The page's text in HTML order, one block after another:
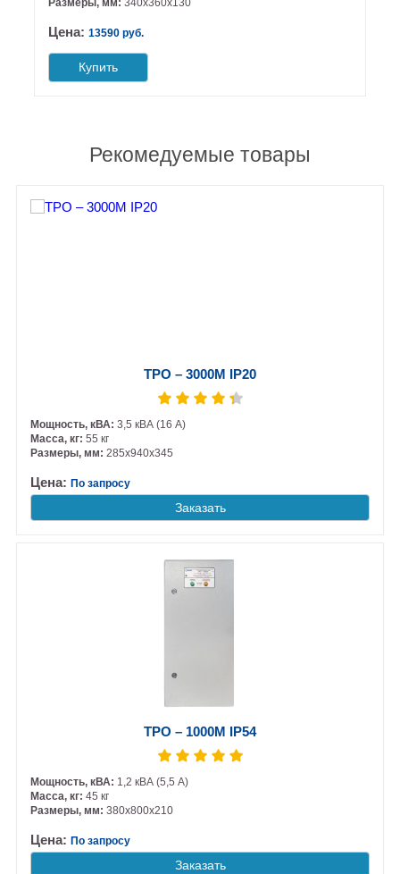
Размеры, мм: 340х360х130
Цена: 13590 руб.
Купить
Рекомедуемые товары
ТРО – 3000М IP20
Мощность, кВА:3,5 кВА (16 А)
Масса, кг:55 кг
Размеры, мм:285х940х345
Цена:По запросу
Заказать
ТРО – 1000М IP54
Мощность, кВА: 1,2 кВА (5,5 А)
Масса, кг:45 кг
Размеры, мм:380х800х210
Цена:По запросу
Заказать